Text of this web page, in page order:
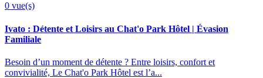
0 vue(s)
Ivato : Détente et Loisirs au Chat'o Park Hôtel | Évasion
Familiale
Besoin d’un moment de détente ? Entre loisirs, confort et
convivialité, Le Chat'o Park Hôtel est l’a...